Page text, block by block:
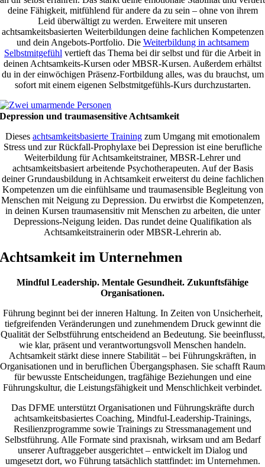
deine Fähigkeit, mitfühlend für andere da zu sein – ohne von ihrem
Leid überwältigt zu werden. Erweitere mit unseren
achtsamkeitsbasierten Weiterbildungen deine fachlichen Kompetenzen
und dein Angebots-Portfolio. Die Weiterbildung in achtsamem
Selbstmitgefühl vertieft das Thema bei dir selbst und für die Arbeit in
deinen Achtsamkeits-Kursen oder MBSR-Kursen. Außerdem erhältst
du in der einwöchigen Präsenz-Fortbildung alles, was du brauchst, um
sofort mit einem eigenen Selbstmitgefühls-Kurs durchzustarten.
Depression und traumasensitive Achtsamkeit
Dieses achtsamkeitsbasierte Training zum Umgang mit emotionalem
Stress und zur Rückfall-Prophylaxe bei Depression ist eine berufliche
Weiterbildung für Achtsamkeitstrainer, MBSR-Lehrer und
achtsamkeitsbasiert arbeitende Psychotherapeuten. Auf der Basis
deiner Grundausbildung in Achtsamkeit erweiterst du deine fachlichen
Kompetenzen um die einfühlsame und traumasensible Begleitung von
Menschen mit Neigung zu Depression. Du erwirbst die Kompetenzen,
in deinen Kursen traumasensitiv mit Menschen zu arbeiten, die unter
Depressions-Neigung leiden. Das rundet deine Qualifikation als
Achtsamkeitstrainerin oder MBSR-Lehrerin ab.
Achtsamkeit im Unternehmen
Mindful Leadership. Mentale Gesundheit. Zukunftsfähige
Organisationen.
Führung beginnt bei der inneren Haltung. In Zeiten von Unsicherheit,
tiefgreifenden Veränderungen und zunehmendem Druck gewinnt die
Qualität der Selbstführung entscheidend an Bedeutung. Sie beeinflusst,
wie klar, präsent und verantwortungsvoll Menschen handeln.
Achtsamkeit stärkt diese innere Stabilität – bei Führungskräften, in
Organisationen und in beruflichen Übergangsphasen. Sie schafft Raum
für bewusste Entscheidungen, tragfähige Beziehungen und eine
Führungskultur, die Leistungsfähigkeit und Menschlichkeit verbindet.
Das DFME unterstützt Organisationen und Führungskräfte durch
achtsamkeitsbasiertes Coaching, Mindful-Leadership-Trainings,
Resilienzprogramme sowie Trainings zu Stressmanagement und
Selbstführung. Alle Formate sind praxisnah, wirksam und am Bedarf
unserer Auftraggeber ausgerichtet – entwickelt im Dialog und
umgesetzt dort, wo Führung tatsächlich stattfindet: im Unternehmen.